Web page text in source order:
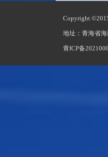
Copyright
地址：青海省
青ICP备